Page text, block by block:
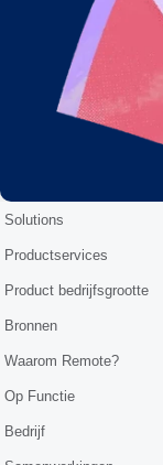
Solutions
Productservices
Product bedrijfsgrootte
Bronnen
Waarom Remote?
Op Functie
Bedrijf